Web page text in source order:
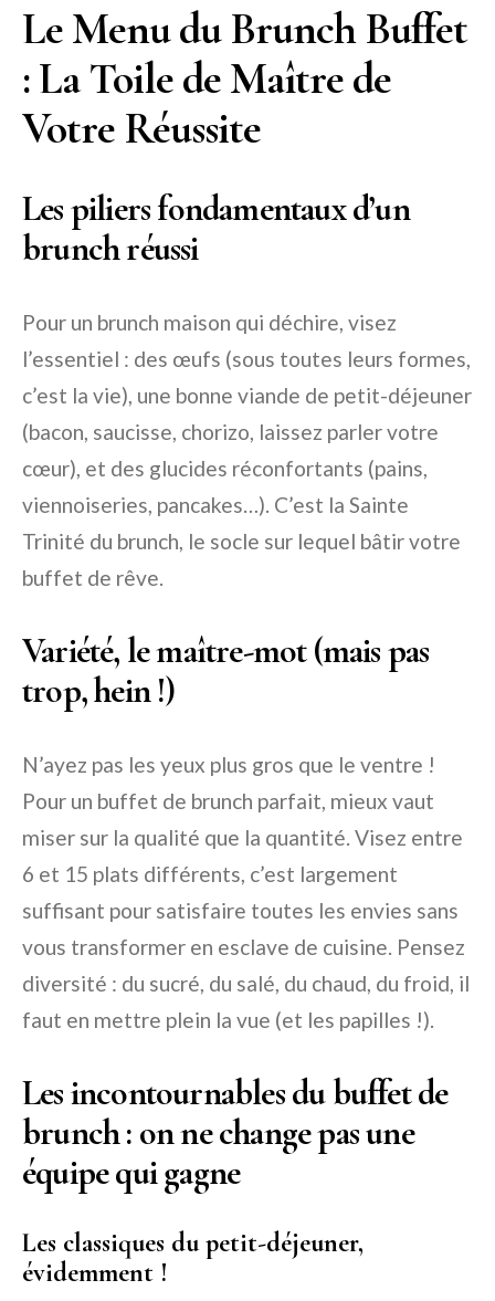
Le Menu du Brunch Buffet
: La Toile de Maître de
Votre Réussite
Les piliers fondamentaux d’un
brunch réussi
Pour un brunch maison qui déchire, visez
l’essentiel : des œufs (sous toutes leurs formes,
c’est la vie), une bonne viande de petit-déjeuner
(bacon, saucisse, chorizo, laissez parler votre
cœur), et des glucides réconfortants (pains,
viennoiseries, pancakes…). C’est la Sainte
Trinité du brunch, le socle sur lequel bâtir votre
buffet de rêve.
Variété, le maître-mot (mais pas
trop, hein !)
N’ayez pas les yeux plus gros que le ventre !
Pour un buffet de brunch parfait, mieux vaut
miser sur la qualité que la quantité. Visez entre
6 et 15 plats différents, c’est largement
suffisant pour satisfaire toutes les envies sans
vous transformer en esclave de cuisine. Pensez
diversité : du sucré, du salé, du chaud, du froid, il
faut en mettre plein la vue (et les papilles !).
Les incontournables du buffet de
brunch : on ne change pas une
équipe qui gagne
Les classiques du petit-déjeuner,
évidemment !